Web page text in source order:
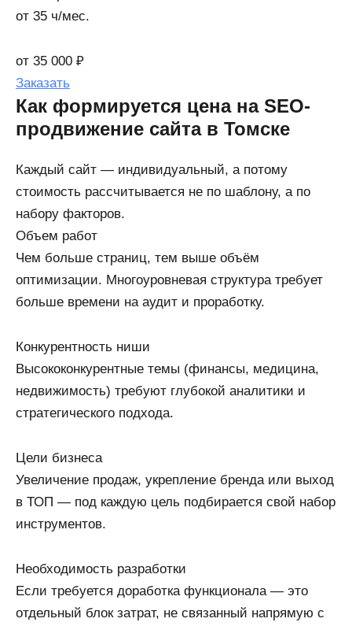
от 35 ч/мес.
от 35 000 ₽
Заказать
Как формируется цена на SEO-
продвижение сайта в Томске
Каждый сайт — индивидуальный, а потому
стоимость рассчитывается не по шаблону, а по
набору факторов.
Объем работ
Чем больше страниц, тем выше объём
оптимизации. Многоуровневая структура требует
больше времени на аудит и проработку.
Конкурентность ниши
Высококонкурентные темы (финансы, медицина,
недвижимость) требуют глубокой аналитики и
стратегического подхода.
Цели бизнеса
Увеличение продаж, укрепление бренда или выход
в ТОП — под каждую цель подбирается свой набор
инструментов.
Необходимость разработки
Если требуется доработка функционала — это
отдельный блок затрат, не связанный напрямую с